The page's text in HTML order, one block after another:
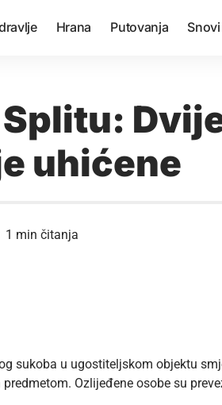
Hrana Putovanja Snovi
uhićene
1 min čitanja
sukoba u ugostiteljskom objektu
Ozlijeđene osobe su